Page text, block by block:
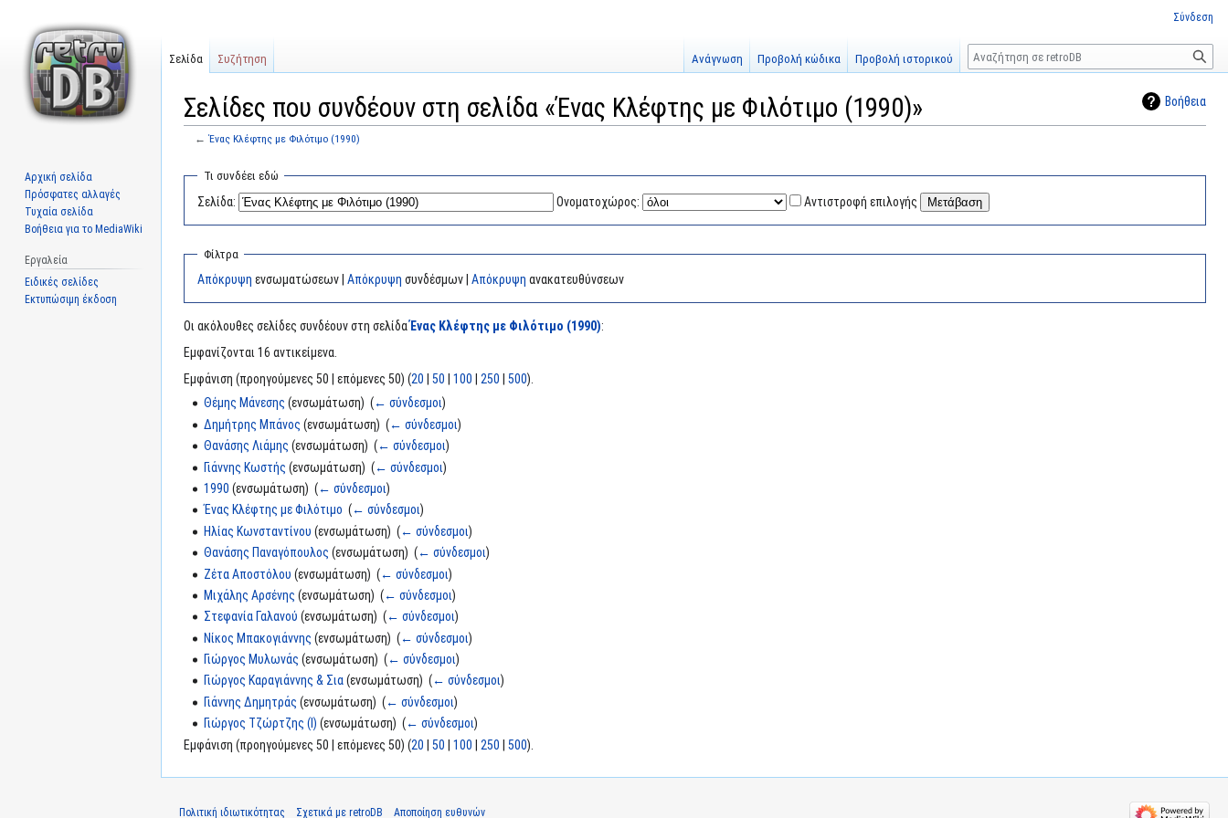
Βοήθεια
Σελίδες που συνδέουν στη σελίδα «Ένας Κλέφτης με Φιλότιμο (1990)»
← Ένας Κλέφτης με Φιλότιμο (1990)
Μετάβαση
πλοήγηση
Πήδηση
αναζήτηση
Τι συνδέει εδώ
Σελίδα: Ονοματοχώρος: Αντιστροφή επιλογής
Φίλτρα
Απόκρυψη ενσωματώσεων | Απόκρυψη συνδέσμων | Απόκρυψη ανακατευθύνσεων
Οι ακόλουθες σελίδες συνδέουν στη σελίδαΈνας Κλέφτης με Φιλότιμο (1990):
Εμφανίζονται 16 αντικείμενα.
Εμφάνιση (προηγούμενες 50 | επόμενες 50) (20 50 100 250 500).
Θέμης Μάνεσης (ενσωμάτωση) ‎(← σύνδεσμοι)
Δημήτρης Μπάνος (ενσωμάτωση) ‎(← σύνδεσμοι)
Θανάσης Λιάμης (ενσωμάτωση) ‎(← σύνδεσμοι)
Γιάννης Κωστής (ενσωμάτωση) ‎(← σύνδεσμοι)
1990 (ενσωμάτωση) ‎(← σύνδεσμοι)
Ένας Κλέφτης με Φιλότιμο ‎(← σύνδεσμοι)
Ηλίας Κωνσταντίνου (ενσωμάτωση) ‎(← σύνδεσμοι)
Θανάσης Παναγόπουλος (ενσωμάτωση) ‎(← σύνδεσμοι)
Ζέτα Αποστόλου (ενσωμάτωση) ‎(← σύνδεσμοι)
Μιχάλης Αρσένης (ενσωμάτωση) ‎(← σύνδεσμοι)
Στεφανία Γαλανού (ενσωμάτωση) ‎(← σύνδεσμοι)
Νίκος Μπακογιάννης (ενσωμάτωση) ‎(← σύνδεσμοι)
Γιώργος Μυλωνάς (ενσωμάτωση) ‎(← σύνδεσμοι)
Γιώργος Καραγιάννης & Σια(ενσωμάτωση) ‎(← σύνδεσμοι)
Γιάννης Δημητράς (ενσωμάτωση) ‎(← σύνδεσμοι)
Γιώργος Τζώρτζης (I) (ενσωμάτωση) ‎(← σύνδεσμοι)
Εμφάνιση (προηγούμενες 50 | επόμενες 50) (20 50 100 250 500).
Σύνδεση
Σελίδα Συζήτηση Ανάγνωση Προβολή κώδικα Προβολή ιστορικού
Αναζήτηση
Αρχική σελίδα
Πρόσφατες αλλαγές
Τυχαία σελίδα
Βοήθεια για το MediaWiki
Εργαλεία
Ειδικές σελίδες
Εκτυπώσιμη έκδοση
Πολιτική ιδιωτικότητας Σχετικά με retroDB Αποποίηση ευθυνών